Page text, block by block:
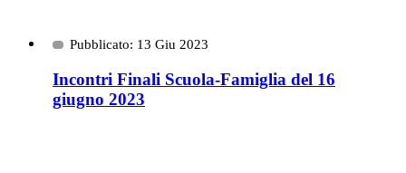
Pubblicato: 13 Giu 2023
Incontri Finali Scuola-Famiglia del 16
giugno 2023